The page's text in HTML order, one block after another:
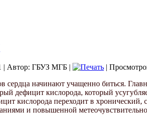
| Автор: ГБУЗ МГБ |
|
сердца начинают учащенно биться.
дефицит кислорода, который
кислорода переходит в хронический,
и повышенной